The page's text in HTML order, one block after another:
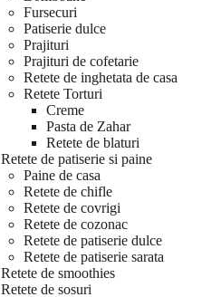
Fursecuri
Patiserie dulce
Prajituri
Prajituri de cofetarie
Retete de inghetata de casa
Retete Torturi
Creme
Pasta de Zahar
Retete de blaturi
Retete de patiserie si paine
Paine de casa
Retete de chifle
Retete de covrigi
Retete de cozonac
Retete de patiserie dulce
Retete de patiserie sarata
Retete de smoothies
Retete de sosuri